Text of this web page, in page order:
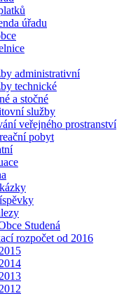
úřadu
administrativní
technické
a stočné
služby
veřejného prostranství
pobyt
Studená
rozpočet od 2016